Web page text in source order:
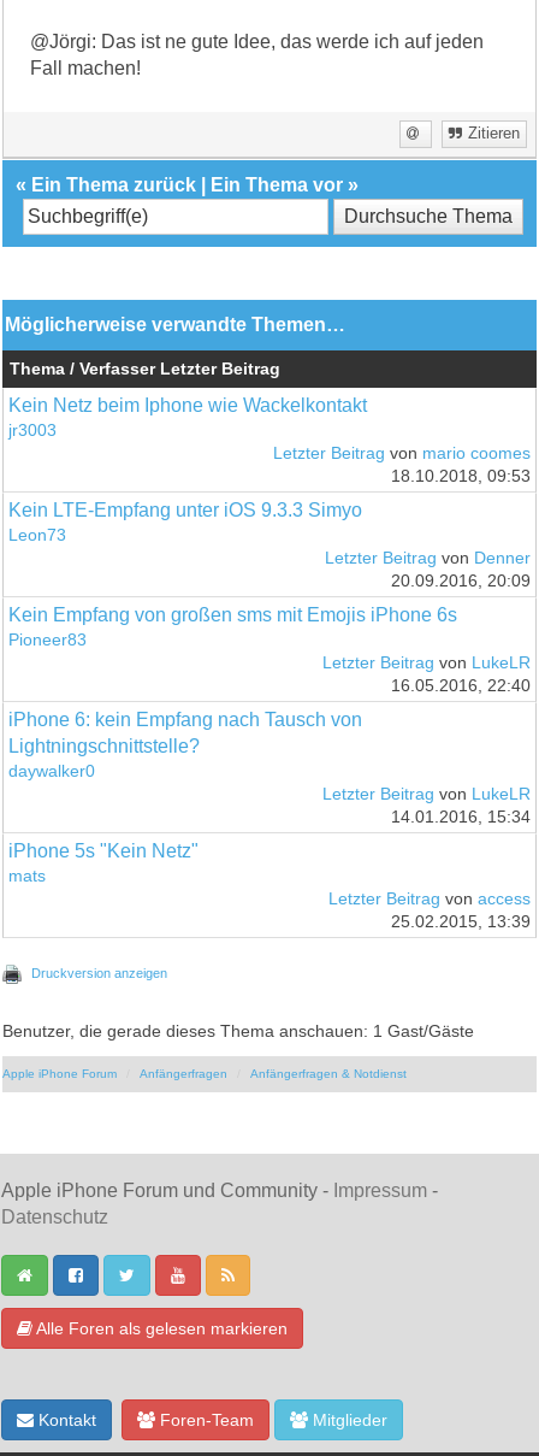
@Jörgi: Das ist ne gute Idee, das werde ich auf jeden
Fall machen!
Zitieren
« Ein Thema zurück Ein Thema vor »
Möglicherweise verwandte Themen…
Thema / Verfasser Letzter Beitrag
Kein Netz beim Iphone wie Wackelkontakt
jr3003
Letzter Beitrag von mario coomes
18.10.2018, 09:53
Kein LTE-Empfang unter iOS 9.3.3 Simyo
Leon73
Letzter Beitrag von Denner
20.09.2016, 20:09
Kein Empfang von großen sms mit Emojis iPhone 6s
Pioneer83
Letzter Beitrag von
LukeLR
16.05.2016, 22:40
iPhone 6: kein Empfang nach Tausch von
Lightningschnittstelle?
daywalker0
Letzter Beitrag von
LukeLR
14.01.2016, 15:34
iPhone 5s "Kein Netz"
mats
Letzter Beitrag von access
25.02.2015, 13:39
Druckversion anzeigen
Benutzer, die gerade dieses Thema anschauen: 1 Gast/Gäste
Apple iPhone Forum Anfängerfragen Anfängerfragen & Notdienst
Apple iPhone Forum und Community - Impressum -
Datenschutz
Alle Foren als gelesen markieren
Kontakt Foren-Team Mitglieder